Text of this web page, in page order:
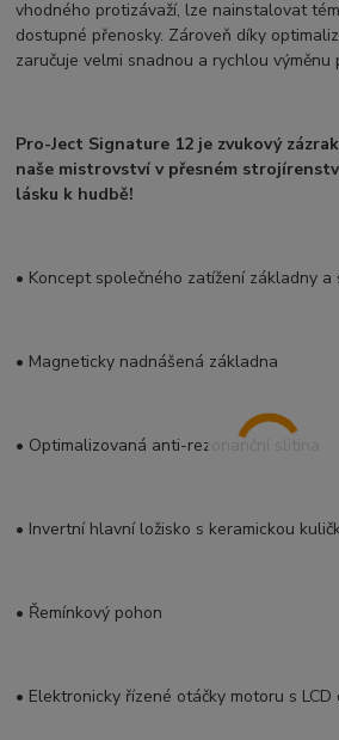
vhodného protizávaží, lze nainstalovat
dostupné přenosky. Zároveň díky
zaručuje velmi snadnou a rychlou výměnu
Pro-Ject Signature 12 je zvukový
naše mistrovství v přesném
lásku k hudbě!
• Koncept společného zatížení základny a
• Magneticky nadnášená základna
• Optimalizovaná anti-rezonanční slitina
• Invertní hlavní ložisko s keramickou
• Řemínkový pohon
• Elektronicky řízené otáčky motoru s LCD